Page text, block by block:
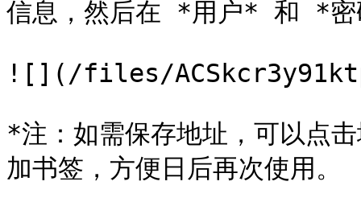
信息，然后在 *用户* 和 *密
![](/files/
*注：如需保存地址，可以点
加书签，方便日后再次使用。